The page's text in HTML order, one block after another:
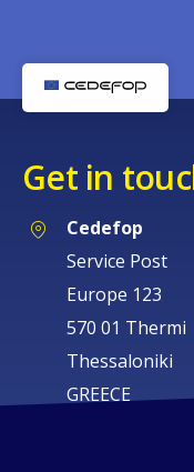
Get in
Cedefop
Service Post
Europe 123
570 01 Thermi
Thessaloniki
GREECE